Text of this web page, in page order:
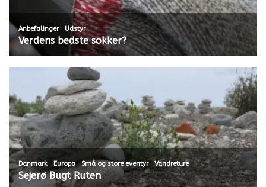
Anbefalinger, Udstyr
Verdens bedste sokker?
Danmark, Europa,Små og store eventyr,Vandreture
Sejerø Bugt Ruten